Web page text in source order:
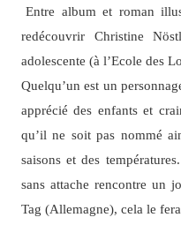
Entre album et roman
redécouvrir Christine
adolescente (à l’Ecole des
Quelqu’un est un
apprécié des enfants et
qu’il ne soit pas nommé
saisons et des
sans attache rencontre un
Tag (Allemagne), cela le